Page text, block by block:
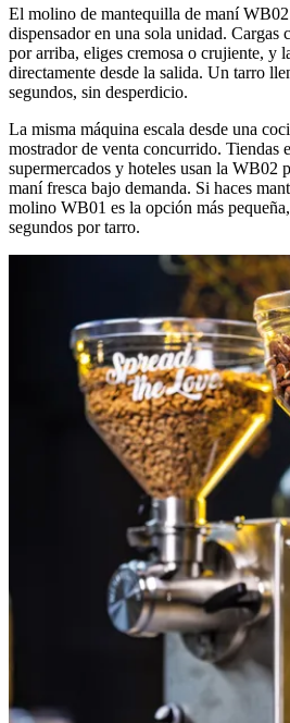
El molino de mantequilla de maní
dispensador en una sola unidad. Cargas
por arriba, eliges cremosa o crujiente, y
directamente desde la salida. Un tarro
segundos, sin desperdicio.
La misma máquina escala desde una
mostrador de venta concurrido. Tiendas
supermercados y hoteles usan la WB02
maní fresca bajo demanda. Si haces
molino WB01 es la opción más
segundos por tarro.